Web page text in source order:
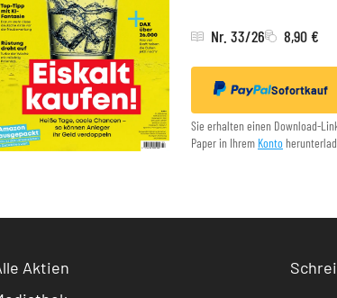
Nr. 33/26 8,90 €
Sofortkauf
Sie erhalten einen Download-
Paper in Ihrem Konto
Aktien